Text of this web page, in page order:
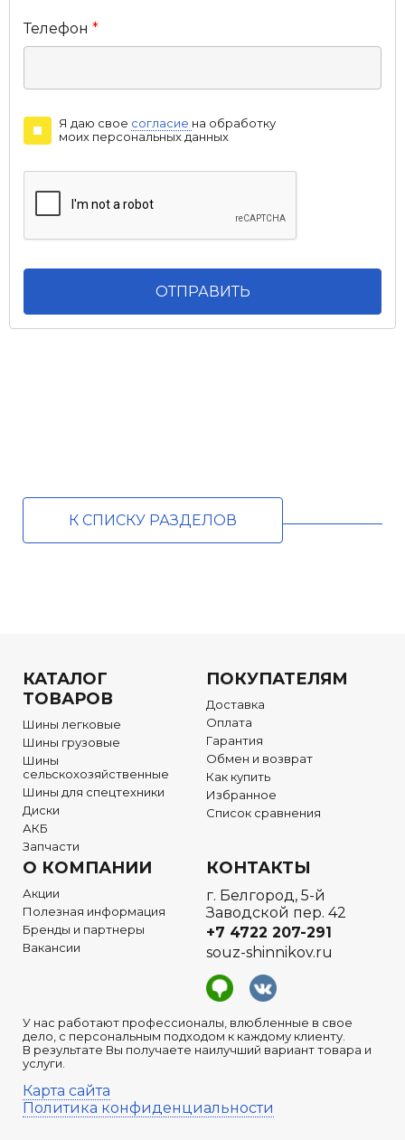
Телефон *
Я даю свое согласие на обработку
моих персональных данных
К СПИСКУ РАЗДЕЛОВ
КАТАЛОГ
ТОВАРОВ
Шины легковые
Шины грузовые
Шины
сельскохозяйственные
Шины для спецтехники
Диски
АКБ
Запчасти
ПОКУПАТЕЛЯМ
Доставка
Оплата
Гарантия
Обмен и возврат
Как купить
Избранное
Список сравнения
О КОМПАНИИ
Акции
Полезная информация
Бренды и партнеры
Вакансии
У нас работают профессионалы, влюбленные в свое
дело, с персональным подходом к каждому клиенту.
В результате Вы получаете наилучший вариант товара и
услуги.
Карта сайта
Политика конфиденциальности
КОНТАКТЫ
г. Белгород, 5-й
Заводской пер. 42
+7 4722 207-291
souz-shinnikov.ru